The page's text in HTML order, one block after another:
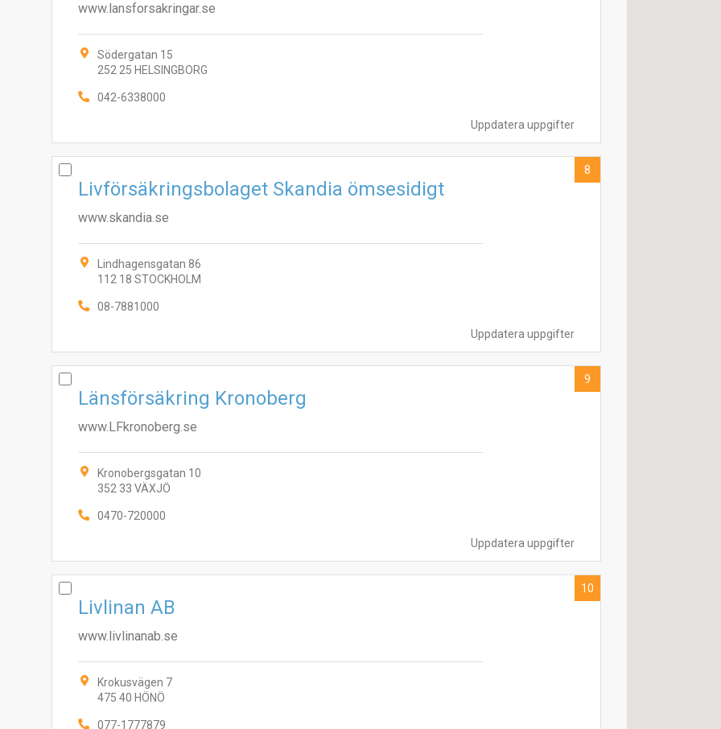
Uppdatera uppgifter
www.lansforsakringar.se
Södergatan 15
252 25 HELSINGBORG
042-6338000
Uppdatera uppgifter
Livförsäkringsbolaget Skandia ömsesidigt
www.skandia.se
Lindhagensgatan 86
112 18 STOCKHOLM
08-7881000
8
Uppdatera uppgifter
Länsförsäkring Kronoberg
www.LFkronoberg.se
Kronobergsgatan 10
352 33 VÄXJÖ
0470-720000
9
Livlinan AB
www.livlinanab.se
Krokusvägen 7
475 40 HÖNÖ
077-1777879
10